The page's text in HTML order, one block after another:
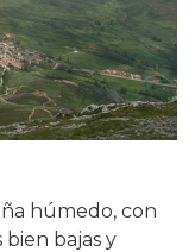
húmedo, con
bajas y